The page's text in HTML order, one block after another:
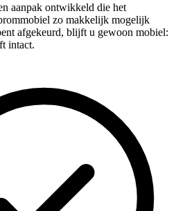
aanpak ontwikkeld die het
zo makkelijk mogelijk
afgekeurd, blijft u gewoon mobiel:
intact.